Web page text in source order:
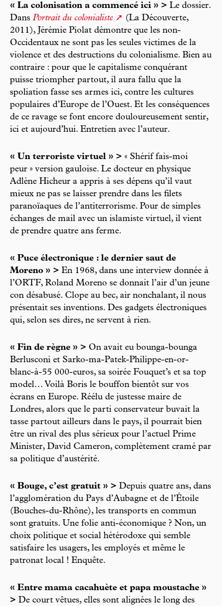
« La colonisation a commencé ici » > Le dossier.
Dans Portrait du colonialiste
(La Découverte,
2011), Jérémie Piolat démontre que les non-
Occidentaux ne sont pas les seules victimes de la
violence et des destructions du colonialisme. Bien au
contraire : pour que le capitalisme conquérant
puisse triompher partout, il aura fallu que la
spoliation fasse ses armes ici, contre les cultures
populaires d’Europe de l’Ouest. Et les conséquences
de ce ravage se font encore douloureusement sentir,
ici et aujourd’hui. Entretien avec l’auteur.
« Un terroriste virtuel » > « Shérif fais-moi
peur » version gauloise. Le docteur en physique
Adlène Hicheur a appris à ses dépens qu’il vaut
mieux ne pas se laisser prendre dans les filets
paranoïaques de l’antiterrorisme. Pour de simples
échanges de mail avec un islamiste virtuel, il vient
de prendre quatre ans ferme.
« Puce électronique : le dernier saut de
Moreno » > En 1968, dans une interview donnée à
l’ORTF, Roland Moreno se donnait l’air d’un jeune
con désabusé. Clope au bec, air nonchalant, il nous
présentait ses inventions. Des gadgets électroniques
qui, selon ses dires, ne servent à rien.
« Fin de règne » > On avait eu bounga-bounga
Berlusconi et Sarko-ma-Patek-Philippe-en-or-
blanc-à-55 000-euros, sa soirée Fouquet’s et sa top
model… Voilà Boris le bouffon bientôt sur vos
écrans en Europe. Réélu de justesse maire de
Londres, alors que le parti conservateur buvait la
tasse partout ailleurs dans le pays, il pourrait bien
être un rival des plus sérieux pour l’actuel Prime
Minister, David Cameron, complètement cramé par
sa politique d’austérité.
« Bouge, c’est gratuit » > Depuis quatre ans, dans
l’agglomération du Pays d’Aubagne et de l’Étoile
(Bouches-du-Rhône), les transports en commun
sont gratuits. Une folie anti-économique ? Non, un
choix politique et social hétérodoxe qui semble
satisfaire les usagers, les employés et même le
patronat local ! Enquête.
« Entre mama cacahuète et papa moustache »
> De court vêtues, elles sont alignées le long des